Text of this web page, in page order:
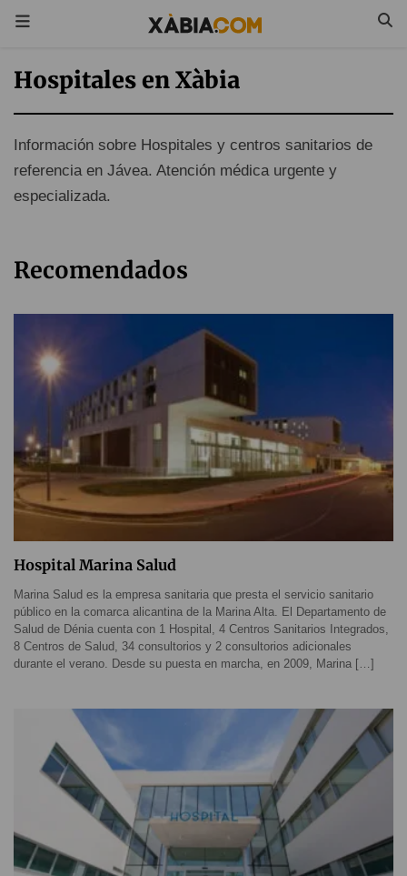
Hospitales en Xàbia
Información sobre Hospitales y centros sanitarios de
referencia en Jávea. Atención médica urgente y
especializada.
Recomendados
Hospital Marina Salud
Marina Salud es la empresa sanitaria que presta el servicio sanitario
público en la comarca alicantina de la Marina Alta. El Departamento de
Salud de Dénia cuenta con 1 Hospital, 4 Centros Sanitarios Integrados,
8 Centros de Salud, 34 consultorios y 2 consultorios adicionales
durante el verano. Desde su puesta en marcha, en 2009, Marina […]